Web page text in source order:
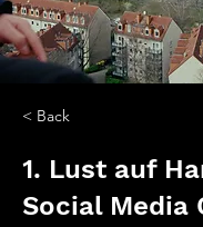
< Back
1. Lust auf
Social Media